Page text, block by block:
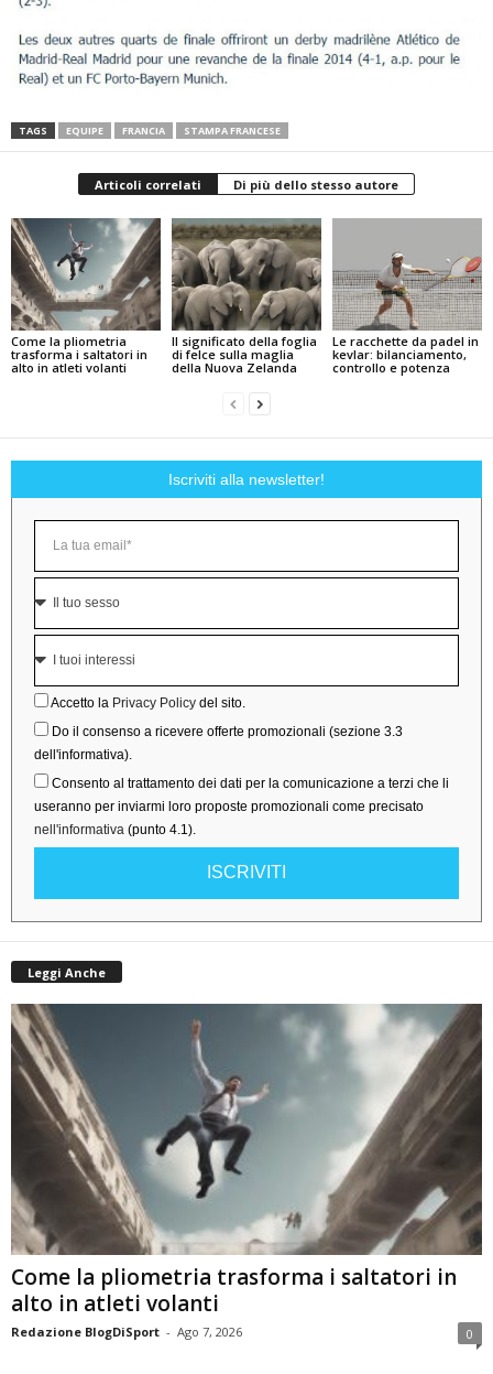
TAGS EQUIPE FRANCIA STAMPA FRANCESE
Articoli correlati Di più dello stesso autore
Come la pliometria
trasforma i saltatori in
alto in atleti volanti
Il significato della foglia
di felce sulla maglia
della Nuova Zelanda
Le racchette da padel in
kevlar: bilanciamento,
controllo e potenza
Iscriviti alla newsletter!
Accetto la Privacy Policy del sito.
Do il consenso a ricevere offerte promozionali (sezione 3.3
dell'informativa).
Consento al trattamento dei dati per la comunicazione a terzi che li
useranno per inviarmi loro proposte promozionali come precisato
nell'informativa (punto 4.1).
ISCRIVITI
Leggi Anche
Come la pliometria trasforma i saltatori in
alto in atleti volanti
Redazione BlogDiSport - Ago 7, 2026 0